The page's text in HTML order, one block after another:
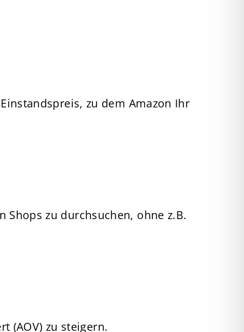
zu dem Amazon Ihr
zu durchsuchen, ohne z.B.
(AOV) zu steigern.